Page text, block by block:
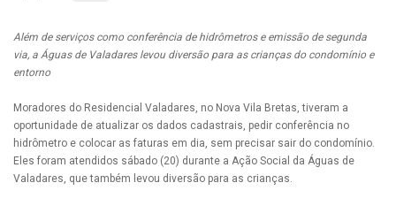
Além de serviços como conferência de hidrômetros e emissão de segunda
via, a Águas de Valadares levou diversão para as crianças do condomínio e
entorno
Moradores do Residencial Valadares, no Nova Vila Bretas, tiveram a
oportunidade de atualizar os dados cadastrais, pedir conferência no
hidrômetro e colocar as faturas em dia, sem precisar sair do condomínio.
Eles foram atendidos sábado (20) durante a Ação Social da Águas de
Valadares, que também levou diversão para as crianças.